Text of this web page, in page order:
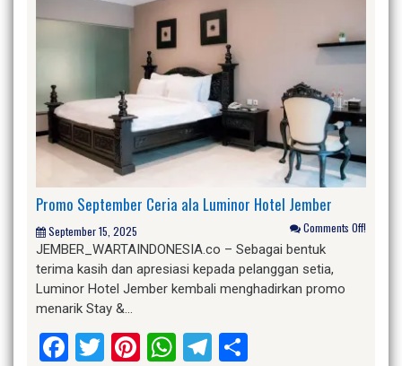
Promo September Ceria ala Luminor Hotel Jember
September 15, 2025 Comments Off!
JEMBER_WARTAINDONESIA.co – Sebagai bentuk
terima kasih dan apresiasi kepada pelanggan setia,
Luminor Hotel Jember kembali menghadirkan promo
menarik Stay &…
Facebook
Twitter
Pinterest
WhatsApp
Telegram